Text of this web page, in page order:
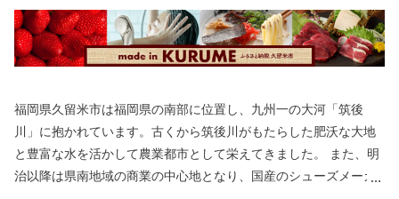
福岡県久留米市は福岡県の南部に位置し、九州一の大河「筑後
川」に抱かれています。古くから筑後川がもたらした肥沃な大地
と豊富な水を活かして農業都市として栄えてきました。 また、明
治以降は県南地域の商業の中心地となり、国産のシューズメーカ